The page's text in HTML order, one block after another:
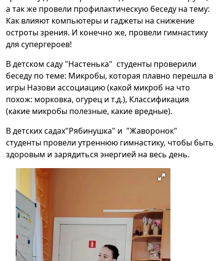
а так же провели профилактическую беседу на тему:
Как влияют компьютеры и гаджеты на снижение
остроты зрения. И конечно же, провели гимнастику
для супергероев!
В детском саду "Настенька" студенты проверили
беседу по теме: Микробы, которая плавно перешла в
игры Назови ассоциацию (какой микроб на что
похож: морковка, огурец и т.д.), Классификация
(какие микробы полезные, какие вредные).
В детских садах"Рябинушка" и "Жаворонок"
студенты провели утреннюю гимнастику, чтобы быть
здоровым и зарядиться энергией на весь день.